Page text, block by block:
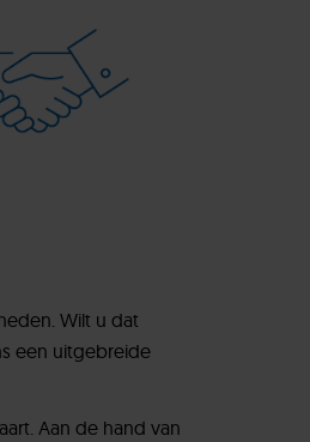
Wilt u dat
een uitgebreide
Aan de hand van